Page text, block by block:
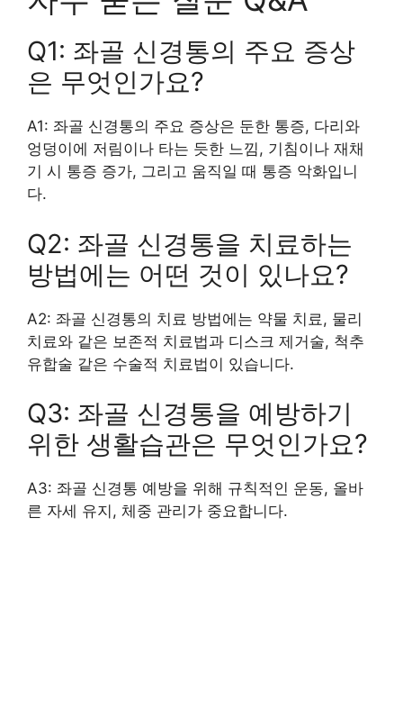
Q1: 좌골 신경통의 주요 증상
은 무엇인가요?
A1: 좌골 신경통의 주요 증상은 둔한 통증, 다리와
엉덩이에 저림이나 타는 듯한 느낌, 기침이나 재채
기 시 통증 증가, 그리고 움직일 때 통증 악화입니
다.
Q2: 좌골 신경통을 치료하는
방법에는 어떤 것이 있나요?
A2: 좌골 신경통의 치료 방법에는 약물 치료, 물리
치료와 같은 보존적 치료법과 디스크 제거술, 척추
유합술 같은 수술적 치료법이 있습니다.
Q3: 좌골 신경통을 예방하기
위한 생활습관은 무엇인가요?
A3: 좌골 신경통 예방을 위해 규칙적인 운동, 올바
른 자세 유지, 체중 관리가 중요합니다.